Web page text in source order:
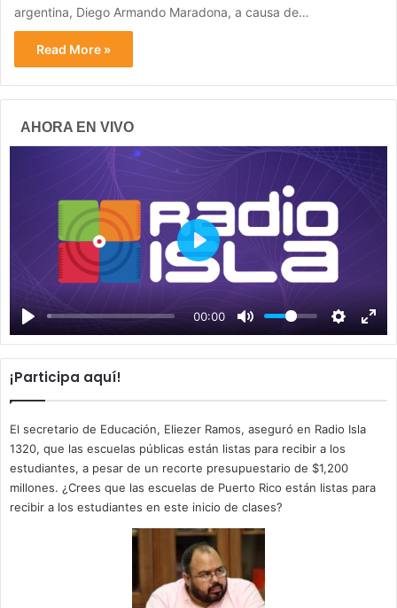
argentina, Diego Armando Maradona, a causa de…
Read More »
AHORA EN VIVO
00:00
P
a
y
¡Participa aquí!
El secretario de Educación, Eliezer Ramos, aseguró en Radio Isla
1320, que las escuelas públicas están listas para recibir a los
estudiantes, a pesar de un recorte presupuestario de $1,200
millones. ¿Crees que las escuelas de Puerto Rico están listas para
recibir a los estudiantes en este inicio de clases?